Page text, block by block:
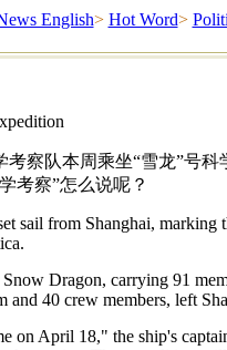
English> Hot Word>
考察队本周乘坐“雪龙”号
考察”怎么说呢？
sail from Shanghai, marking
Dragon, carrying 91
and 40 crew members, left
on April 18," the ship's